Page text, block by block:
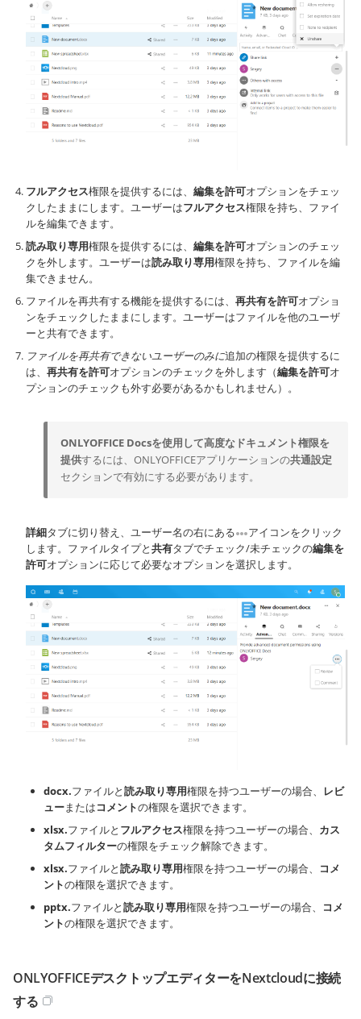
フルアクセス権限を提供するには、 編集を許可オプションをチェッ
クしたままにします。ユーザーはフルアクセス権限を持ち、ファイ
ルを編集できます。
読み取り専用権限を提供するには、 編集を許可オプションのチェッ
クを外します。ユーザーは読み取り専用権限を持ち、ファイルを編
集できません。
ファイルを再共有する機能を提供するには、 再共有を許可オプショ
ンをチェックしたままにします。ユーザーはファイルを他のユーザ
ーと共有できます。
ファイルを再共有できないユーザーのみに追加の権限を提供するに
は、 再共有を許可オプションのチェックを外します（編集を許可オ
プションのチェックも外す必要があるかもしれません）。
ONLYOFFICE Docsを使用して高度なドキュメント権限を
提供するには、ONLYOFFICEアプリケーションの共通設定
セクションで有効にする必要があります。
詳細タブに切り替え、ユーザー名の右にある
アイコンをクリック
します。ファイルタイプと共有タブでチェック/未チェックの編集を
許可オプションに応じて必要なオプションを選択します。
docx.ファイルと読み取り専用権限を持つユーザーの場合、
レビ
ューまたはコメントの権限を選択できます。
xlsx.ファイルと フルアクセス権限を持つユーザーの場合、 カス
タムフィルターの権限をチェック解除できます。
xlsx.ファイルと読み取り専用権限を持つユーザーの場合、
コメ
ントの権限を選択できます。
pptx.ファイルと読み取り専用権限を持つユーザーの場合、
コメ
ントの権限を選択できます。
ONLYOFFICEデスクトップエディターをNextcloudに接続
する